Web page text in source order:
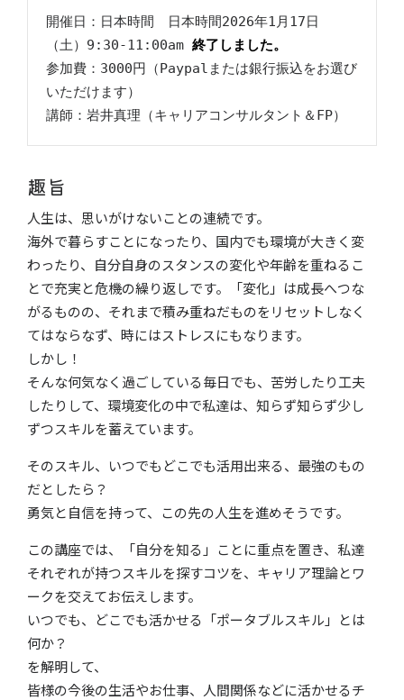
開催日：日本時間　日本時間2026年1月17日
（土）9:30-11:00am 終了しました。
参加費：3000円（Paypalまたは銀行振込をお選び
講師：岩井真理（キャリアコンサルタント＆FP）
趣旨
人生は、思いがけないことの連続です。
海外で暮らすことになったり、国内でも環境が大きく変
わったり、自分自身のスタンスの変化や年齢を重ねるこ
とで充実と危機の繰り返しです。「変化」は成長へつな
がるものの、それまで積み重ねだものをリセットしなく
てはならなず、時にはストレスにもなります。
しかし！
そんな何気なく過ごしている毎日でも、苦労したり工夫
したりして、環境変化の中で私達は、知らず知らず少し
ずつスキルを蓄えています。
そのスキル、いつでもどこでも活用出来る、最強のもの
だとしたら？
勇気と自信を持って、この先の人生を進めそうです。
この講座では、「自分を知る」ことに重点を置き、私達
それぞれが持つスキルを探すコツを、キャリア理論とワ
ークを交えてお伝えします。
いつでも、どこでも活かせる「ポータブルスキル」とは
何か？
を解明して、
皆様の今後の生活やお仕事、人間関係などに活かせるチ